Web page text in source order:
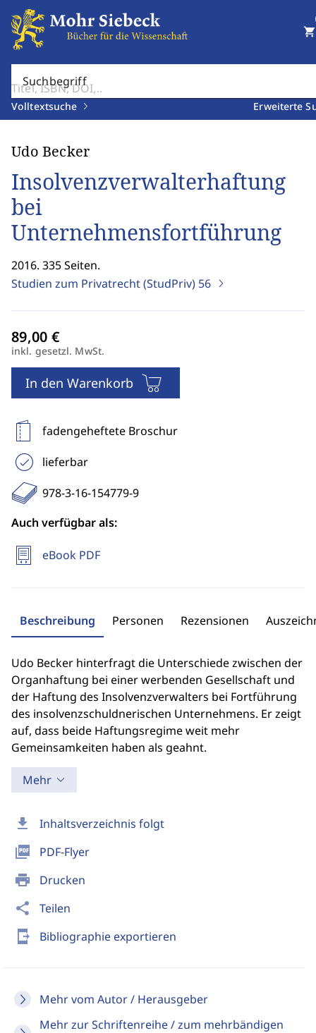
Suchbegriff
Volltextsuche Erweiterte
shopping_cart
download Inhaltsverzeichnis folgt
picture_as_pdf PDF-Flyer
print Drucken
share Teilen
send_to_mobile Bibliographie exportieren
Mehr vom Autor / Herausgeber
Mehr zur Schriftenreihe / zum mehrbändigen
Udo Becker
Insolvenzverwalterhaftung
bei
Unternehmensfortführung
2016. 335 Seiten.
Studien zum Privatrecht (StudPriv) 56
inkl. gesetzl. MwSt.
In den Warenkorb
fadengeheftete Broschur
lieferbar
978-3-16-154779-9
Auch verfügbar als:
eBook PDF
Beschreibung Personen Rezensionen
Udo Becker hinterfragt die Unterschiede zwischen der
Organhaftung bei einer werbenden Gesellschaft und
der Haftung des Insolvenzverwalters bei Fortführung
des insolvenzschuldnerischen Unternehmens. Er zeigt
auf, dass beide Haftungsregime weit mehr
Gemeinsamkeiten haben als geahnt.
Mehr